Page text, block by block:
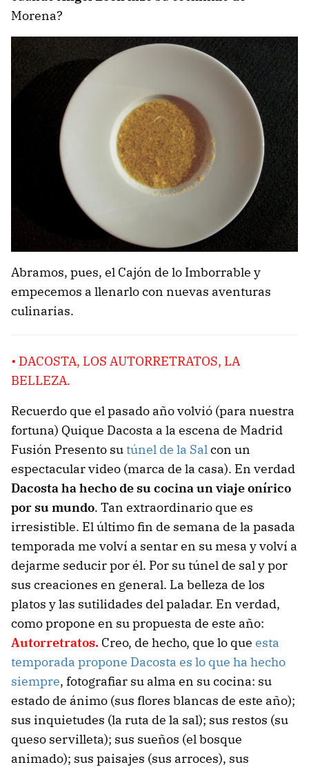
Morena?
Abramos, pues, el Cajón de lo Imborrable y
empecemos a llenarlo con nuevas aventuras
culinarias.
• DACOSTA, LOS AUTORRETRATOS, LA
BELLEZA.
Recuerdo que el pasado año volvió (para nuestra
fortuna) Quique Dacosta a la escena de Madrid
Fusión Presento sutúnel de la Salcon un
espectacular video (marca de la casa). En verdad
Dacosta ha hecho de su cocina un viaje onírico
por su mundo. Tan extraordinario que es
irresistible. El último fin de semana de la pasada
temporada me volví a sentar en su mesa y volví a
dejarme seducir por él. Por su túnel de sal y por
sus creaciones en general. La belleza de los
platos y las sutilidades del paladar. En verdad,
como propone en su propuesta de este año:
Autorretratos. Creo, de hecho, que lo que esta
temporada propone Dacosta es lo que ha hecho
siempre, fotografiar su alma en su cocina: su
estado de ánimo (sus flores blancas de este año);
sus inquietudes (la ruta de la sal); sus restos (su
queso servilleta); sus sueños (el bosque
animado); sus paisajes (sus arroces), sus